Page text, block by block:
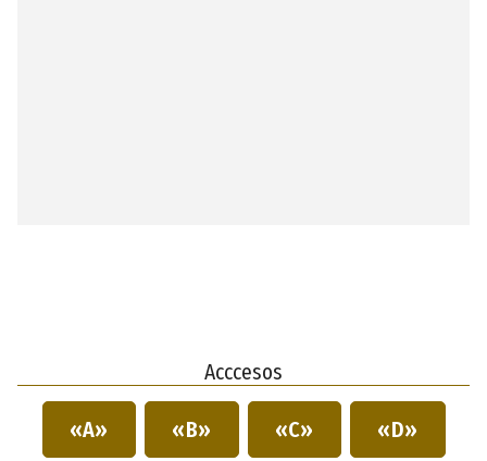
Acccesos
«A» «B» «C» «D»